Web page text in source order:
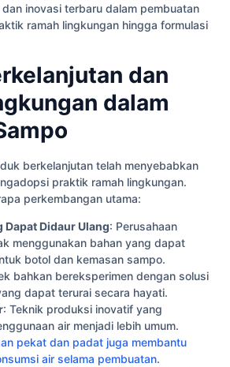
inovasi terbaru dalam pembuatan
ramah lingkungan hingga formulasi
dan
dalam
berkelanjutan telah menyebabkan
praktik ramah lingkungan.
perkembangan utama:
Dapat Didaur Ulang: Perusahaan
menggunakan bahan yang dapat
botol dan kemasan sampo.
bahkan bereksperimen dengan solusi
dapat terurai secara hayati.
: Teknik produksi inovatif yang
air menjadi lebih umum.
pekat dan padat juga membantu
air selama pembuatan.